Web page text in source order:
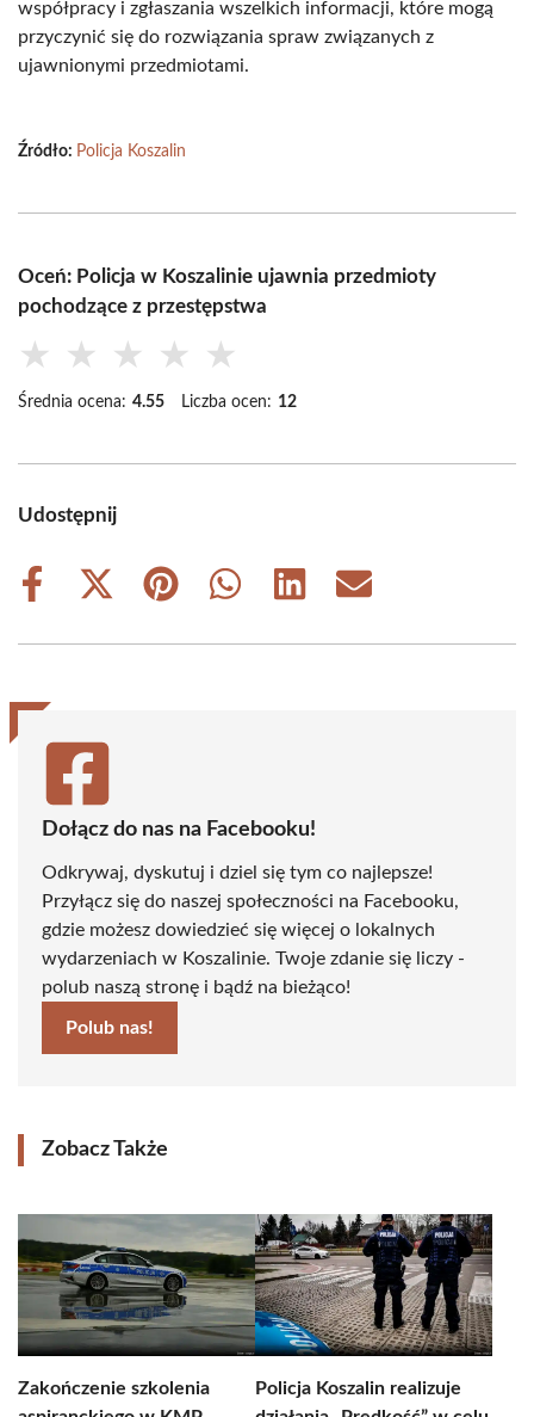
współpracy i zgłaszania wszelkich informacji, które mogą
przyczynić się do rozwiązania spraw związanych z
ujawnionymi przedmiotami.
Źródło: Policja Koszalin
Oceń: Policja w Koszalinie ujawnia przedmioty
pochodzące z przestępstwa
★ ★ ★ ★ ★
Średnia ocena: 4.55 Liczba ocen: 12
Udostępnij
Share
Share
(Twitter)
Share
Share
Share
Share
Dołącz do nas na Facebooku!
Odkrywaj, dyskutuj i dziel się tym co najlepsze!
Przyłącz się do naszej społeczności na Facebooku,
gdzie możesz dowiedzieć się więcej o lokalnych
wydarzeniach w Koszalinie. Twoje zdanie się liczy -
polub naszą stronę i bądź na bieżąco!
Polub nas!
Zobacz Także
Zakończenie szkolenia
Policja Koszalin realizuje